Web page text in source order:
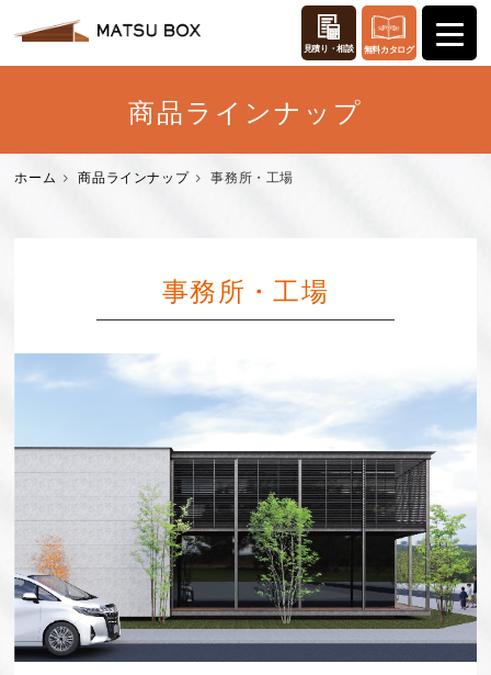
見積り・相談 無料カタログ
商品ラインナップ
ホーム 商品ラインナップ 事務所・工場
事務所・工場